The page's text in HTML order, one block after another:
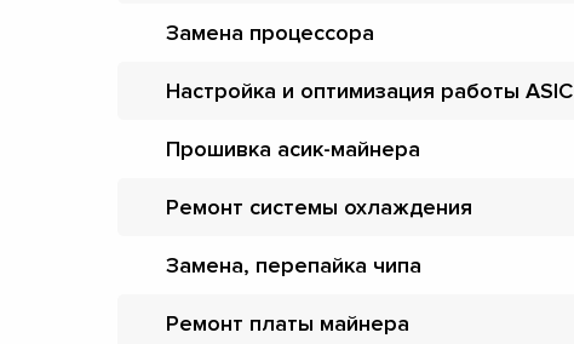
Замена процессора
Настройка и оптимизация работы ASIC
Прошивка асик-майнера
Ремонт системы охлаждения
Замена, перепайка чипа
Ремонт платы майнера